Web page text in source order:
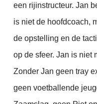
een rijinstructeur. Jan
is niet de hoofdcoach,
de opstelling en de
op de sfeer. Jan is niet
Zonder Jan geen tray
geen voetballende